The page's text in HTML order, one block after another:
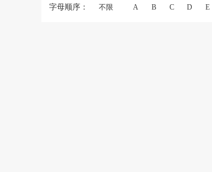
字母顺序： 不限 A B C D E